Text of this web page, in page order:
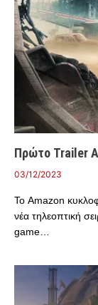
Πρώτο Trailer
03/12/2023
Το Amazon
νέα τηλεοπτική
game…